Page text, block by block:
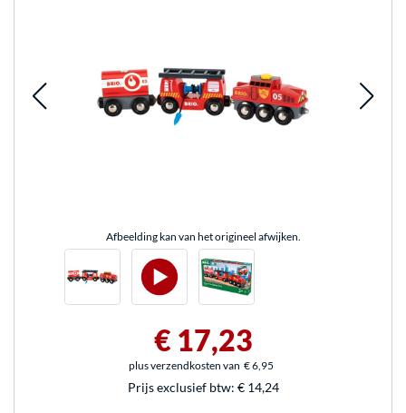
Afbeelding kan van het origineel afwijken.
€ 17,23
plus verzendkosten van € 6,95
Prijs exclusief btw: € 14,24